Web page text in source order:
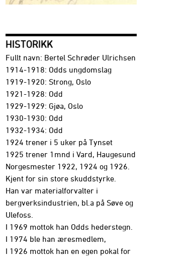
HISTORIKK
Fullt navn: Bertel Schrøder Ulrichsen
1914-1918: Odds ungdomslag
1919-1920: Strong, Oslo
1921-1928: Odd
1929-1929: Gjøa, Oslo
1930-1930: Odd
1932-1934: Odd
1924 trener i 5 uker på Tynset
1925 trener 1mnd i Vard, Haugesund
Norgesmester 1922, 1924 og 1926.
Kjent for sin store skuddstyrke.
Han var materialforvalter i
bergverksindustrien, bl.a på Søve og
Ulefoss.
I 1969 mottok han Odds hederstegn.
I 1974 ble han æresmedlem,
I 1926 mottok han en egen pokal for